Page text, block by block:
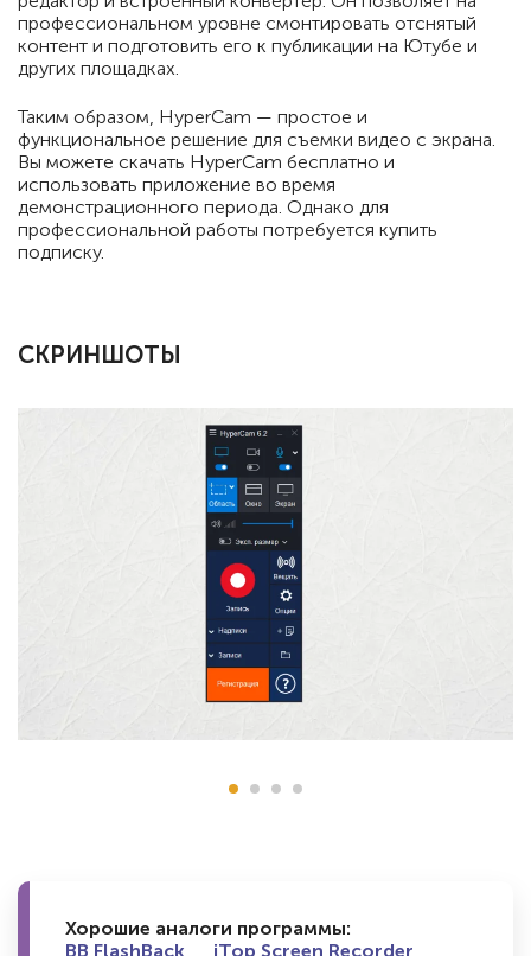
профессиональном уровне смонтировать отснятый
контент и подготовить его к публикации на Ютубе и
других площадках.
Таким образом, HyperCam — простое и
функциональное решение для съемки видео с экрана.
Вы можете скачать HyperCam бесплатно и
использовать приложение во время
демонстрационного периода. Однако для
профессиональной работы потребуется купить
подписку.
СКРИНШОТЫ
Хорошие аналоги программы:
BB FlashBack
iTop Screen Recorder